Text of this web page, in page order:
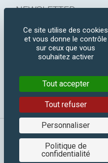
NEWSLETTER :
SUIVEZ-NOUS :
Facebook
Instagram
Mentions légales-CGV-Politique
Copyright 2019 © Prêt à Partir.
sans l’autorisation
Ce site utilise des cookies
et vous donne le contrôle
sur ceux que vous
souhaitez activer
Tout accepter
Tout refuser
Personnaliser
Politique de
confidentialité